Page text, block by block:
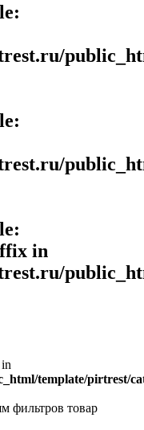
in
template/pirtrest/
фильтров товар